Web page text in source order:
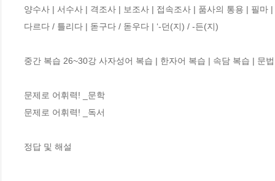
양수사 | 서수사 | 격조사 | 보조사 | 접속조사 | 품사의 통용 | 필
다르다 / 틀리다 | 돋구다 / 돋우다 | ‘-던(지) / -든(지)
중간 복습 26~30강 사자성어 복습 | 한자어 복습 | 속담 복습 | 문
문제로 어휘력! _문학
문제로 어휘력! _독서
정답 및 해설